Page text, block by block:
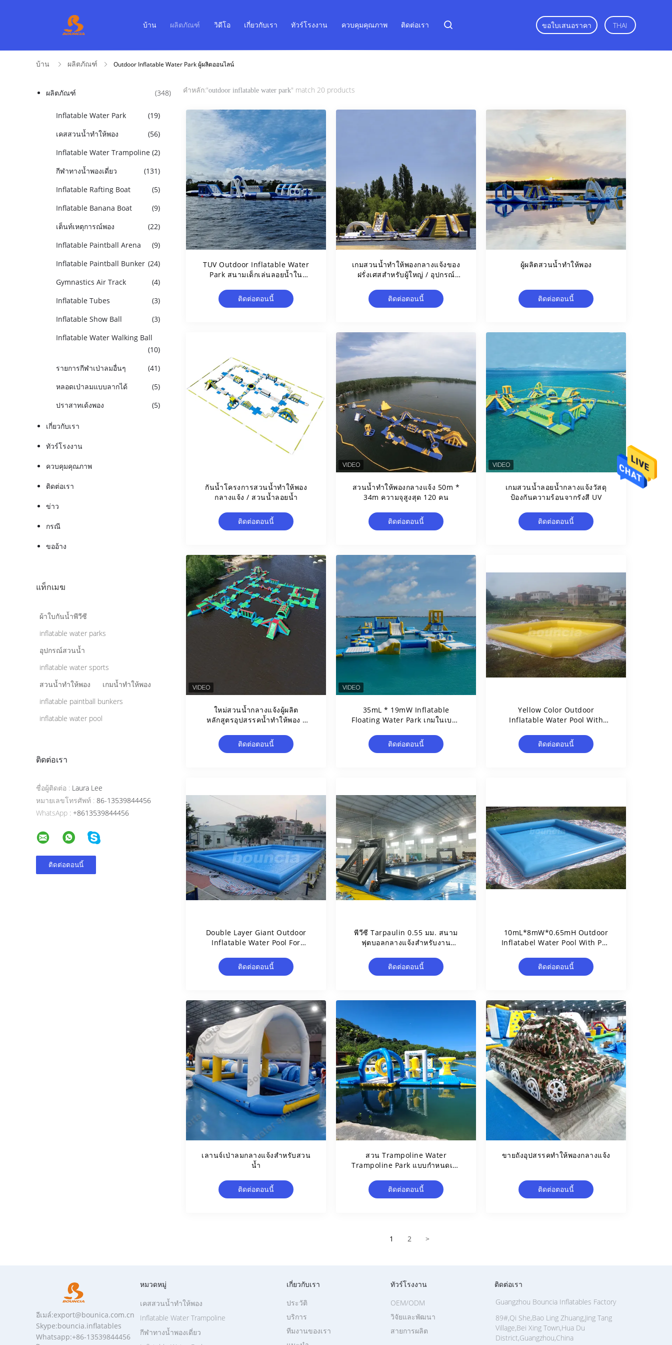
บ้าน ผลิตภัณฑ์ วิดีโอ เกี่ยวกับเรา ทัวร์โรงงาน ควบคุมคุณภาพ ติดต่อเรา ขอใบเสนอราคา THAI
บ้าน ผลิตภัณฑ์ Outdoor Inflatable Water Park ผู้ผลิตออนไลน์
ผลิตภัณฑ์ (348)
Inflatable Water Park
(19)
เคสสวนน้ำทำให้พอง
(56)
Inflatable Water Trampoline (2)
กีฬาทางน้ำพองเดี่ยว
(131)
Inflatable Rafting Boat
(5)
Inflatable Banana Boat
(9)
เต็นท์เหตุการณ์พอง
(22)
Inflatable Paintball Arena
(9)
Inflatable Paintball Bunker (24)
Gymnastics Air Track
(4)
Inflatable Tubes
(3)
Inflatable Show Ball
(3)
Inflatable Water Walking Ball
(10)
รายการกีฬาเป่าลมอื่นๆ
(41)
หลอดเป่าลมแบบลากได้
(5)
ปราสาทเด้งพอง
(5)
เกี่ยวกับเรา
ทัวร์โรงงาน
ควบคุมคุณภาพ
ติดต่อเรา
ข่าว
กรณี
ขออ้าง
แท็กเมฆ
ผ้าใบกันน้ำพีวีซี
inflatable water parks
อุปกรณ์สวนน้ำ
inflatable water sports
สวนน้ำทำให้พอง
เกมน้ำทำให้พอง
inflatable paintball bunkers
inflatable water pool
ติดต่อเรา
ชื่อผู้ติดต่อ : Laura Lee
หมายเลขโทรศัพท์ : 86-13539844456
WhatsApp : +8613539844456
คำหลัก:"outdoor inflatable water park" match 20 products
TUV Outdoor Inflatable Water
Park สนามเด็กเล่นลอยน้ำใน
ติดต่อตอนนี้
เกมสวนน้ำทำให้พองกลางแจ้งของ
ฝรั่งเศสสำหรับผู้ใหญ่ / อุปกรณ์
ติดต่อตอนนี้
ผู้ผลิตสวนน้ำทำให้พอง
ติดต่อตอนนี้
กันน้ำโครงการสวนน้ำทำให้พอง
กลางแจ้ง / สวนน้ำลอยน้ำ
ติดต่อตอนนี้
สวนน้ำทำให้พองกลางแจ้ง 50m *
34m ความจุสูงสุด 120 คน
ติดต่อตอนนี้
เกมสวนน้ำลอยน้ำกลางแจ้งวัสดุ
ป้องกันความร้อนจากรังสี UV
ติดต่อตอนนี้
ใหม่สวนน้ำกลางแจ้งผู้ผลิต
หลักสูตรอุปสรรคน้ำทำให้พอง /
ติดต่อตอนนี้
35mL * 19mW Inflatable
Floating Water Park เกมในเบอร์
ติดต่อตอนนี้
Yellow Color Outdoor
Inflatable Water Pool With
ติดต่อตอนนี้
Double Layer Giant Outdoor
Inflatable Water Pool For
ติดต่อตอนนี้
พีวีซี Tarpaulin 0.55 มม. สนาม
ฟุตบอลกลางแจ้งสำหรับงาน
ติดต่อตอนนี้
10mL*8mW*0.65mH Outdoor
Inflatabel Water Pool With PVC
ติดต่อตอนนี้
เลานจ์เป่าลมกลางแจ้งสำหรับสวน
น้ำ
ติดต่อตอนนี้
สวน Trampoline Water
Trampoline Park แบบกำหนดเอง
ติดต่อตอนนี้
ขายถังอุปสรรคทำให้พองกลางแจ้ง
ติดต่อตอนนี้
1 2 >
อีเมล์:export@bounica.com.cn
Skype:bouncia.inflatables
Whatsapp:+86-13539844456
หมวดหมู่
เคสสวนน้ำทำให้พอง
Inflatable Water Trampoline
กีฬาทางน้ำพองเดี่ยว
เกี่ยวกับเรา
ประวัติ
บริการ
ทีมงานของเรา
ทัวร์โรงงาน
สายการผลิต
OEM/ODM
วิจัยและพัฒนา
ติดต่อเรา
Guangzhou Bouncia Inflatables Factory
89#,Qi She,Bao Ling Zhuang,Jing Tang
Village,Bei Xing Town,Hua Du
District,Guangzhou,China